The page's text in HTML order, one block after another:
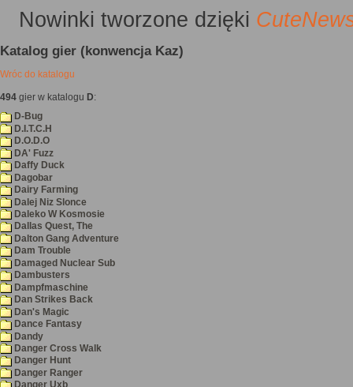
Nowinki tworzone dzięki
Katalog gier (konwencja Kaz)
Wróc do katalogu
494 gier w katalogu D:
D-Bug
D.I.T.C.H
D.O.D.O
DA' Fuzz
Daffy Duck
Dagobar
Dairy Farming
Dalej Niz Slonce
Daleko W Kosmosie
Dallas Quest, The
Dalton Gang Adventure
Dam Trouble
Damaged Nuclear Sub
Dambusters
Dampfmaschine
Dan Strikes Back
Dan's Magic
Dance Fantasy
Dandy
Danger Cross Walk
Danger Hunt
Danger Ranger
Danger Uxb